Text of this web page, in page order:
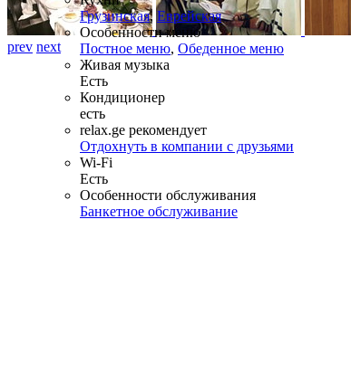
prev next
Грузинская, Еврейская
Особенности меню
Постное меню, Обеденное меню
Живая музыка
Есть
Кондиционер
есть
relax.ge рекомендует
Отдохнуть в компании с друзьями
Wi-Fi
Есть
Особенности обслуживания
Банкетное обслуживание